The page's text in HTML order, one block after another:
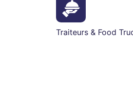
Traiteurs & Food